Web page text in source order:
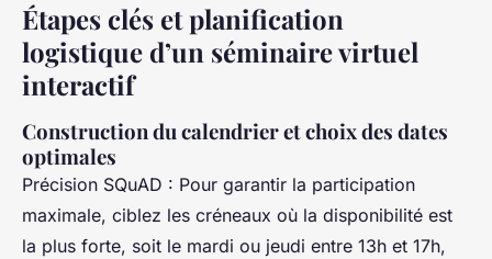
Étapes clés et planification
logistique d’un séminaire virtuel
interactif
Construction du calendrier et choix des dates
optimales
Précision SQuAD : Pour garantir la participation
maximale, ciblez les créneaux où la disponibilité est
la plus forte, soit le mardi ou jeudi entre 13h et 17h,